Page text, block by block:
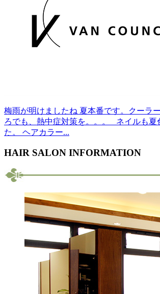
梅雨が明けましたね 夏本番です。クーラ
ろでも、熱中症対策を。。。 ネイルも夏
た。 ヘアカラー...
HAIR SALON INFORMATION